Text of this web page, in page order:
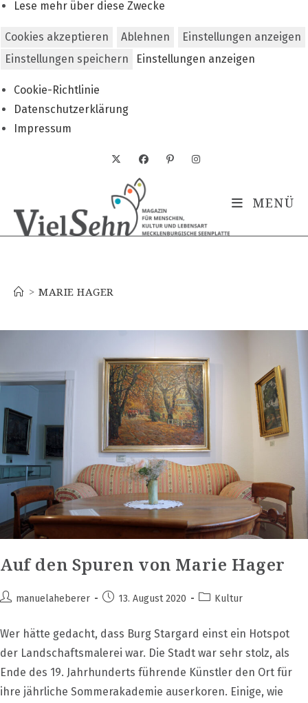
Lese mehr über diese Zwecke
Cookies akzeptieren Ablehnen
Einstellungen anzeigen
Einstellungen speichern
Einstellungen anzeigen
Cookie-Richtlinie
Datenschutzerklärung
Impressum
MENÜ
> MARIE HAGER
Auf den Spuren von Marie Hager
Beitrags-
manuelaheberer
Beitrag13. August 2020
Beitrags-
Kultur
Wer hätte gedacht, dass Burg Stargard einst ein Hotspot
der Landschaftsmalerei war. Die Stadt war sehr stolz, als
Ende des 19. Jahrhunderts führende Künstler den Ort für
ihre jährliche Sommerakademie auserkoren. Einige, wie